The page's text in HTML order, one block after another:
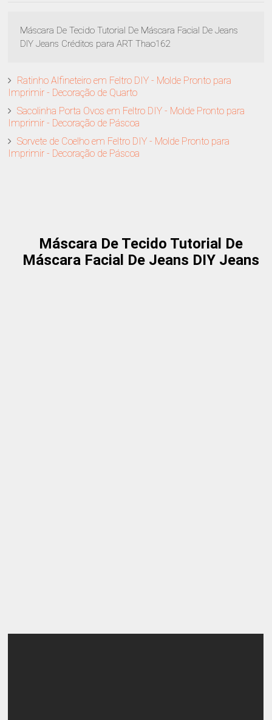
Máscara De Tecido Tutorial De Máscara Facial De Jeans
DIY Jeans Créditos para ART Thao162
Ratinho Alfineteiro em Feltro DIY - Molde Pronto para
Imprimir - Decoração de Quarto
Sacolinha Porta Ovos em Feltro DIY - Molde Pronto para
Imprimir - Decoração de Páscoa
Sorvete de Coelho em Feltro DIY - Molde Pronto para
Imprimir - Decoração de Páscoa
Máscara De Tecido Tutorial De
Máscara Facial De Jeans DIY Jeans